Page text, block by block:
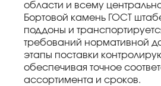
области и всему
Бортовой камень ГОСТ
поддоны и
требований нормативной
этапы поставки
обеспечивая точное
ассортимента и сроков.